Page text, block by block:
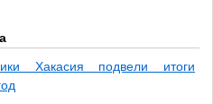
Хакасия подвели итоги